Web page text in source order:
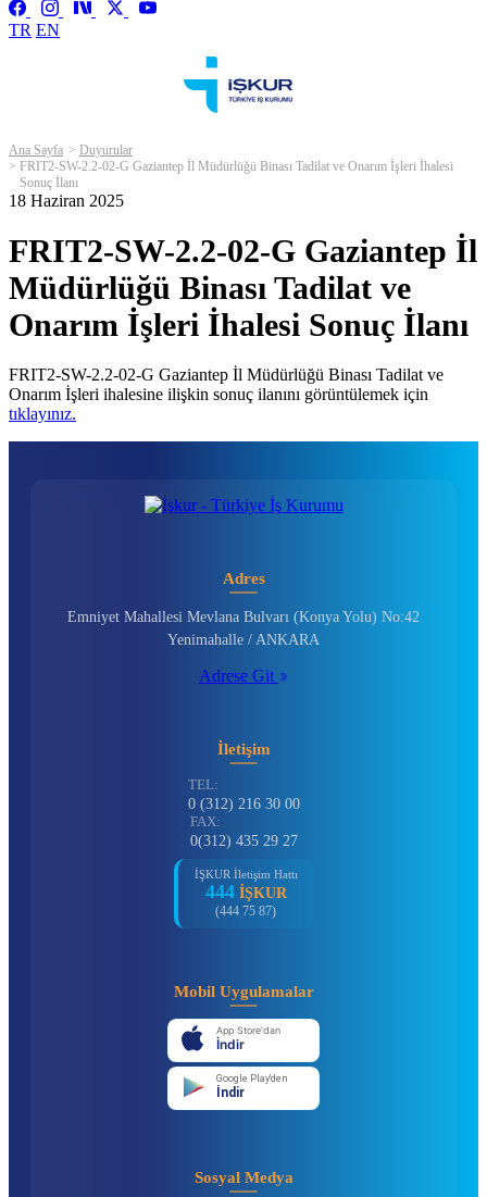
TR EN
Ana Sayfa
Duyurular
FRIT2-SW-2.2-02-G Gaziantep İl Müdürlüğü Binası Tadilat ve Onarım İşleri İhalesi
Sonuç İlanı
18 Haziran 2025
FRIT2-SW-2.2-02-G Gaziantep İl
Müdürlüğü Binası Tadilat ve
Onarım İşleri İhalesi Sonuç İlanı
FRIT2-SW-2.2-02-G Gaziantep İl Müdürlüğü Binası Tadilat ve
Onarım İşleri ihalesine ilişkin sonuç ilanını görüntülemek için
tıklayınız.
Adres
Emniyet Mahallesi Mevlana Bulvarı (Konya Yolu) No:42
Yenimahalle / ANKARA
Adrese Git
İletişim
TEL:
0 (312) 216 30 00
FAX:
0(312) 435 29 27
İŞKUR İletişim Hattı
444 İŞKUR
(444 75 87)
Mobil Uygulamalar
App Store'dan
İndir
Google Play'den
İndir
Sosyal Medya